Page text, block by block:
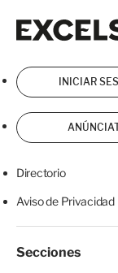
INICIAR
Directorio
Aviso de Privacidad
Secciones